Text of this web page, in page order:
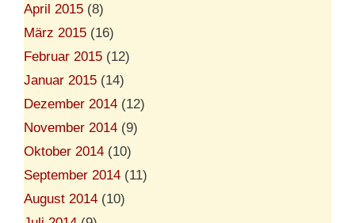
April 2015 (8)
März 2015 (16)
Februar 2015 (12)
Januar 2015 (14)
Dezember 2014 (12)
November 2014 (9)
Oktober 2014 (10)
September 2014 (11)
August 2014 (10)